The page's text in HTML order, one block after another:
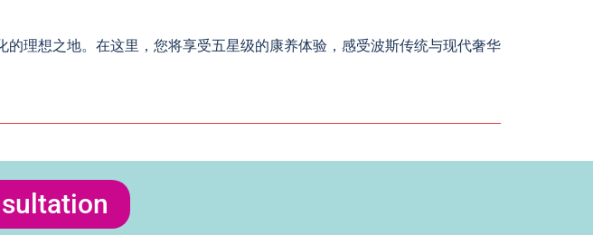
理想之地。在这里，您将享受五星级的康养体验，感受波斯传统与现代奢华